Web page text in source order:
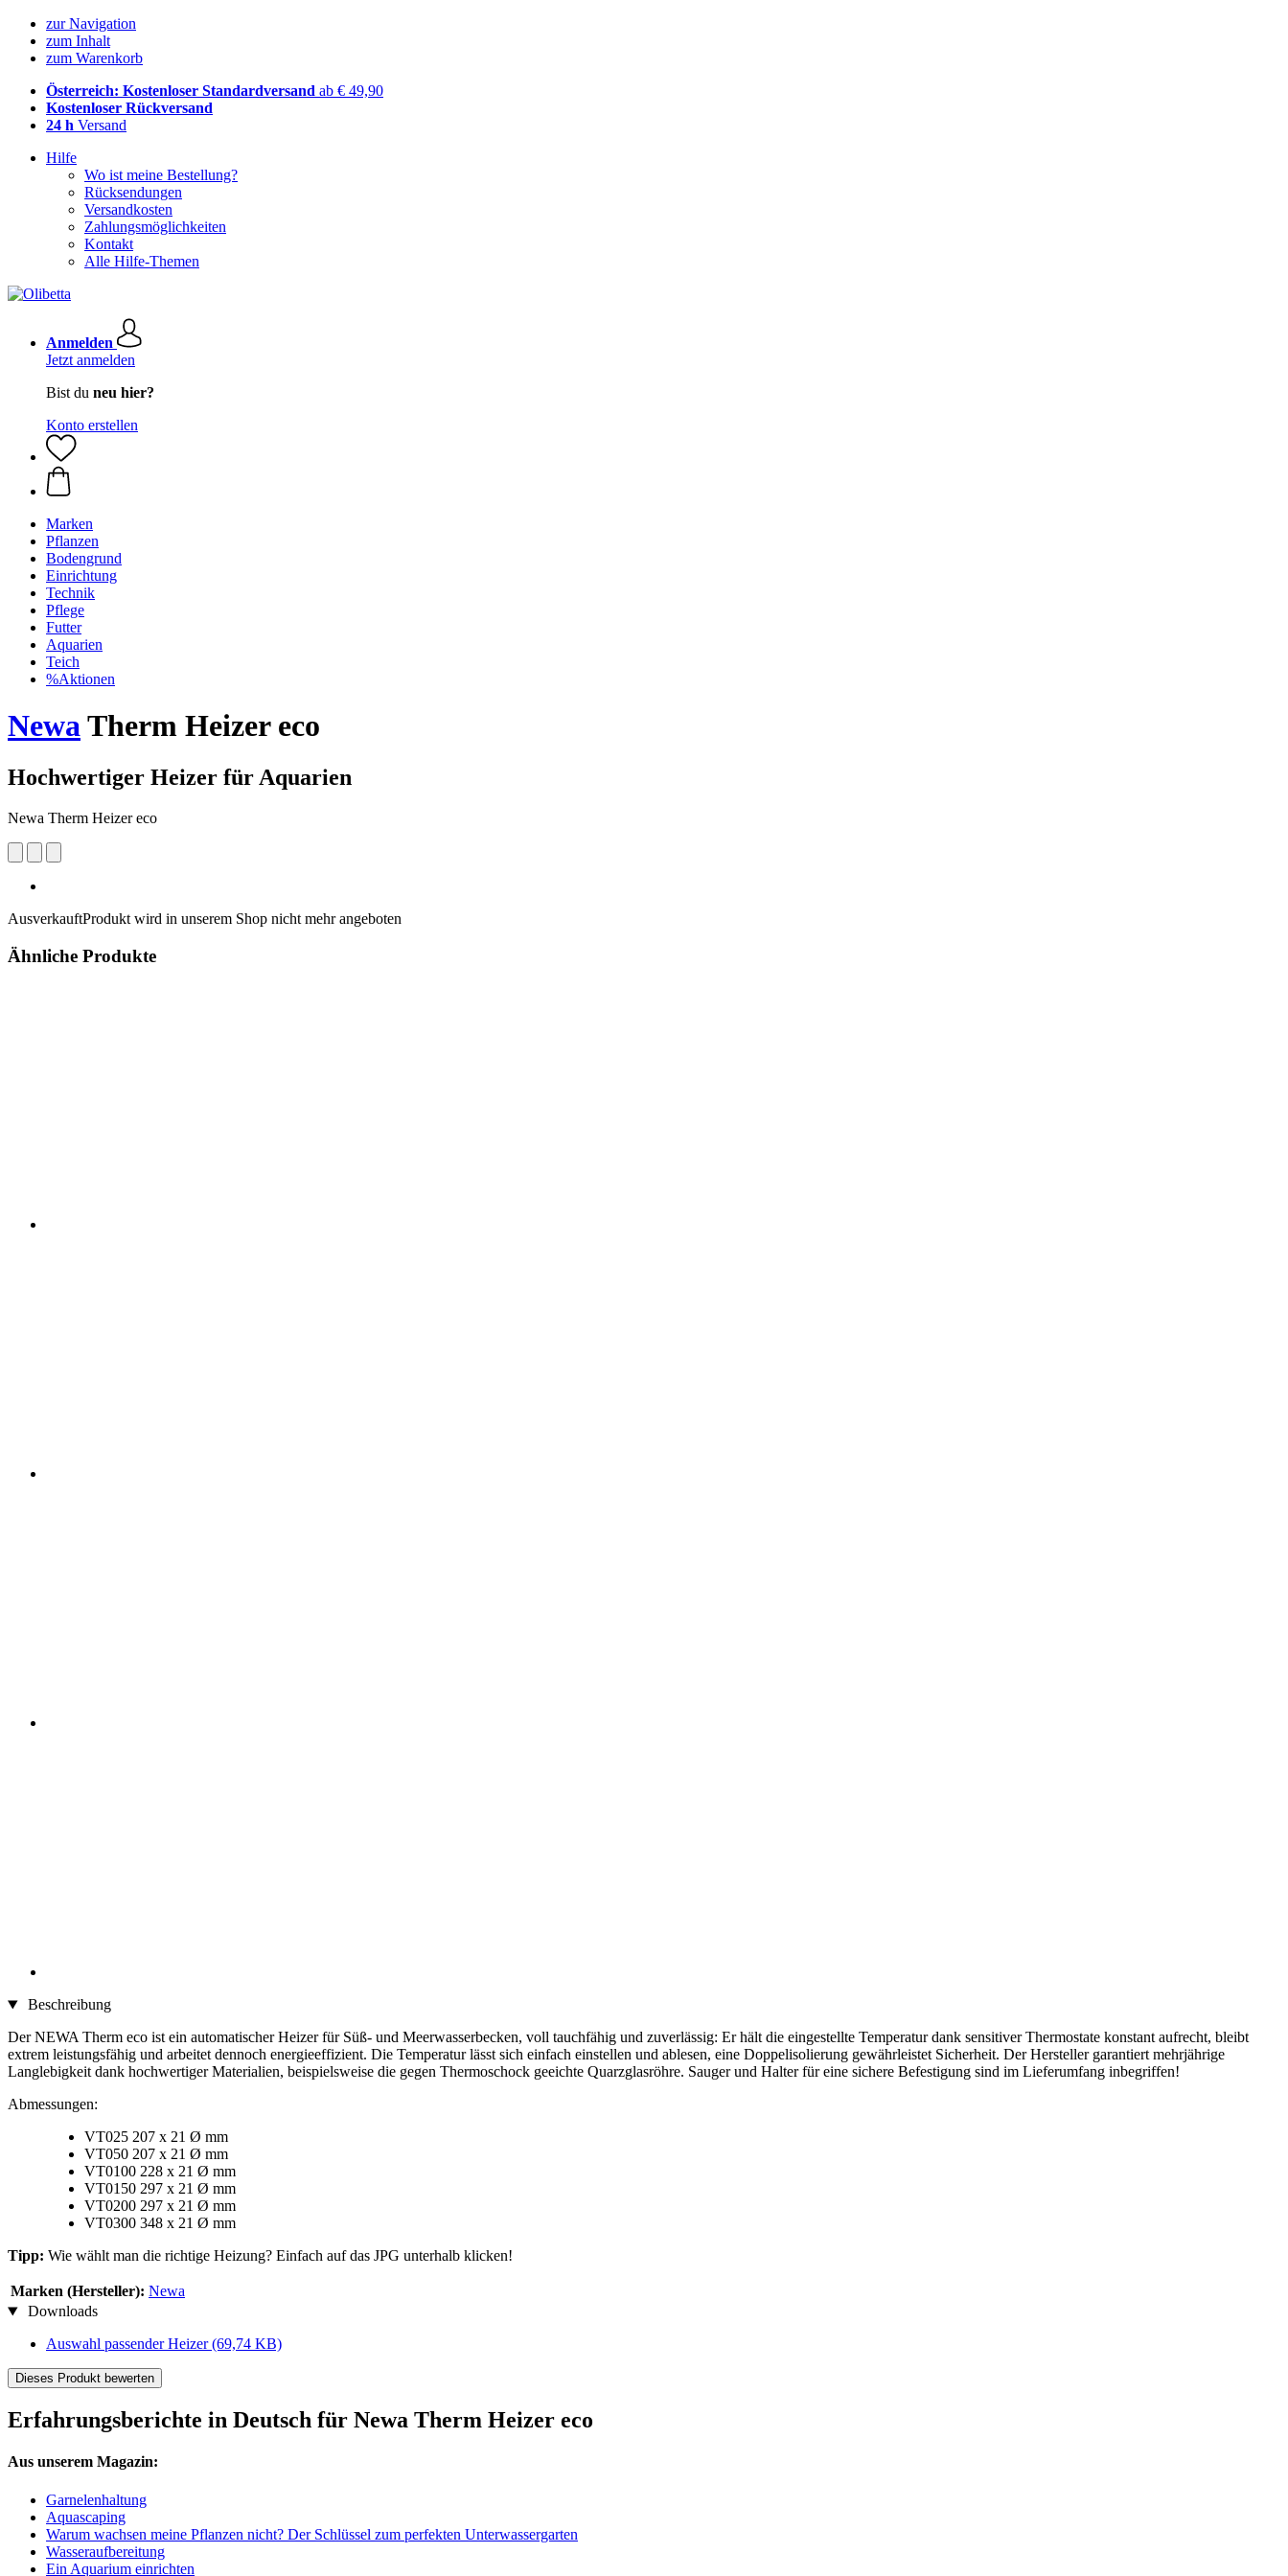
zur Navigation
zum Inhalt
zum Warenkorb
Österreich: Kostenloser Standardversand ab € 49,90
Kostenloser Rückversand
24 h Versand
Hilfe
Wo ist meine Bestellung?
Rücksendungen
Versandkosten
Zahlungsmöglichkeiten
Kontakt
Alle Hilfe-Themen
Anmelden
Jetzt anmelden
Bist du neu hier?
Konto erstellen
Marken
Pflanzen
Bodengrund
Einrichtung
Technik
Pflege
Futter
Aquarien
Teich
%Aktionen
NewaTherm Heizer eco
Hochwertiger Heizer für Aquarien
Newa Therm Heizer eco
AusverkauftProdukt wird in unserem Shop nicht mehr angeboten
Ähnliche Produkte
Beschreibung
Der NEWA Therm eco ist ein automatischer Heizer für Süß- und Meerwasserbecken, voll tauchfähig und zuverlässig: Er hält die eingestellte Temperatur dank sensitiver Thermostate konstant aufrecht, bleibt
extrem leistungsfähig und arbeitet dennoch energieeffizient. Die Temperatur lässt sich einfach einstellen und ablesen, eine Doppelisolierung gewährleistet Sicherheit. Der Hersteller garantiert mehrjährige
Langlebigkeit dank hochwertiger Materialien, beispielsweise die gegen Thermoschock geeichte Quarzglasröhre. Sauger und Halter für eine sichere Befestigung sind im Lieferumfang inbegriffen!
Abmessungen:
VT025 207 x 21 Ø mm
VT050 207 x 21 Ø mm
VT0100 228 x 21 Ø mm
VT0150 297 x 21 Ø mm
VT0200 297 x 21 Ø mm
VT0300 348 x 21 Ø mm
Tipp: Wie wählt man die richtige Heizung? Einfach auf das JPG unterhalb klicken!
Marken (Hersteller): Newa
Downloads
Auswahl passender Heizer(69,74 KB)
Dieses Produkt bewerten
Erfahrungsberichte in Deutsch für Newa Therm Heizer eco
Aus unserem Magazin:
Garnelenhaltung
Aquascaping
Warum wachsen meine Pflanzen nicht? Der Schlüssel zum perfekten Unterwassergarten
Wasseraufbereitung
Ein Aquarium einrichten